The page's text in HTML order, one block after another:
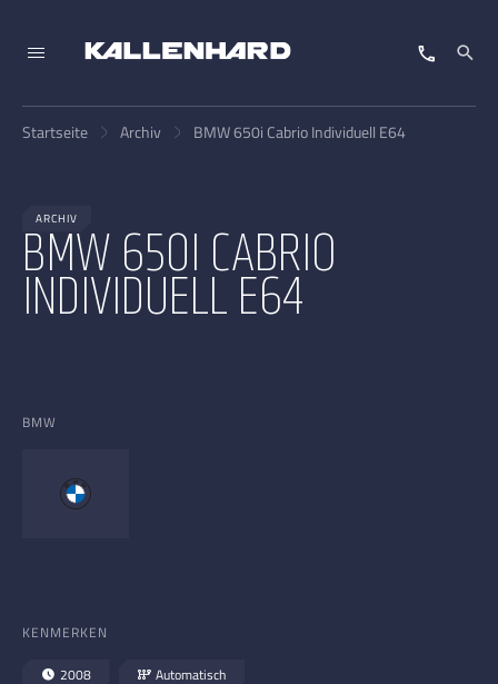
Startseite Archiv BMW 650i Cabrio Individuell E64
ARCHIV
BMW 650I CABRIO
INDIVIDUELL E64
BMW
KENMERKEN
2008 Automatisch